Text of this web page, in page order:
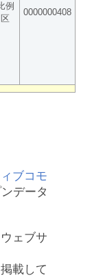
例
区
0000000408
ブコモ
データ
ェブサ
載して